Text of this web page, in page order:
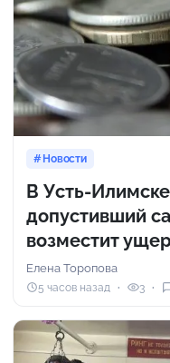
Новости
В Усть-
допустивший
возместит
Елена Торопова
5 часов назад 3